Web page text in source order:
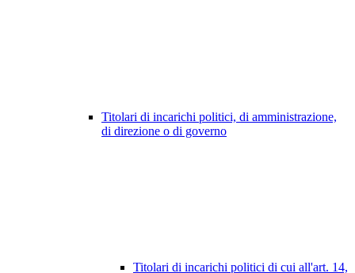
Titolari di incarichi politici, di amministrazione,
di direzione o di governo
Titolari di incarichi politici di cui all'art. 14,